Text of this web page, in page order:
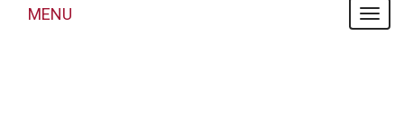
MENU
MENU